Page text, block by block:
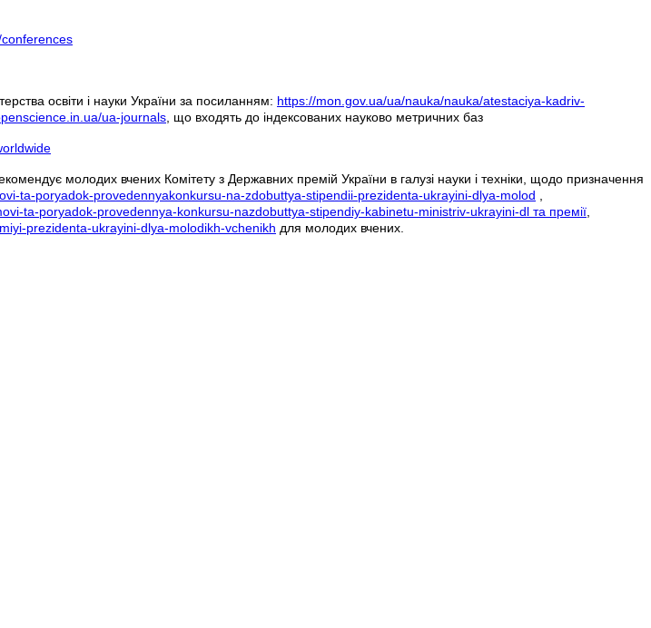
освіти і науки України за посиланням: https://mon.gov.ua/ua/nauka/nauka/atestaciya-kadriv-
ua-journals, що входять до індексованих науково метричних баз
молодих вчених Комітету з Державних премій України в галузі науки і техніки, щодо призначення
ta-poryadok-provedennyakonkursu-na-zdobuttya-stipendii-prezidenta-ukrayini-dlya-molod ,
ta-poryadok-provedennya-konkursu-nazdobuttya-stipendiy-kabinetu-ministriv-ukrayini-dl та премії,
prezidenta-ukrayini-dlya-molodikh-vchenikh для молодих вчених.